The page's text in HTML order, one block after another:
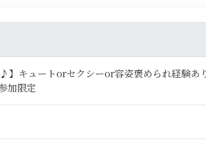
♪】キュートorセクシーor容姿褒められ経験あ
加限定